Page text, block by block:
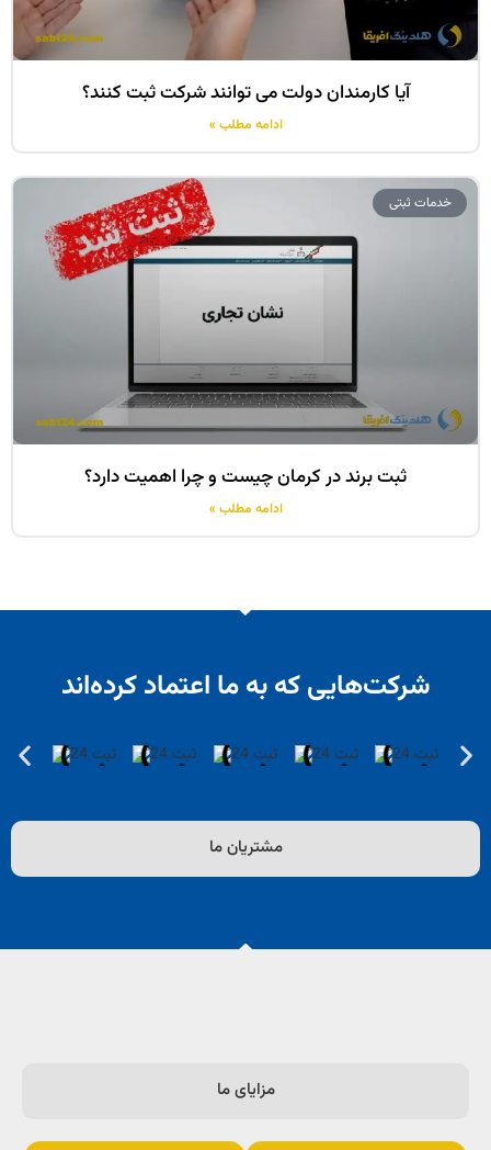
آیا کارمندان دولت می توانند شرکت ثبت کنند؟
ادامه مطلب »
خدمات ثبتی
ثبت برند در کرمان چیست و چرا اھمیت دارد؟
ادامه مطلب »
شرکت‌هایی که به ما اعتماد کرده‌اند
مشتریان ما
مزایای ما